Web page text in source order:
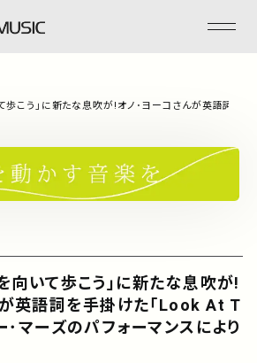
ージックとは
こう｣に新たな息吹が!オノ･ヨーコさんが英語詞を
いて歩こう｣に新たな息吹が!
英語詞を手掛けた｢Look At T
マーズのパフォーマンスにより